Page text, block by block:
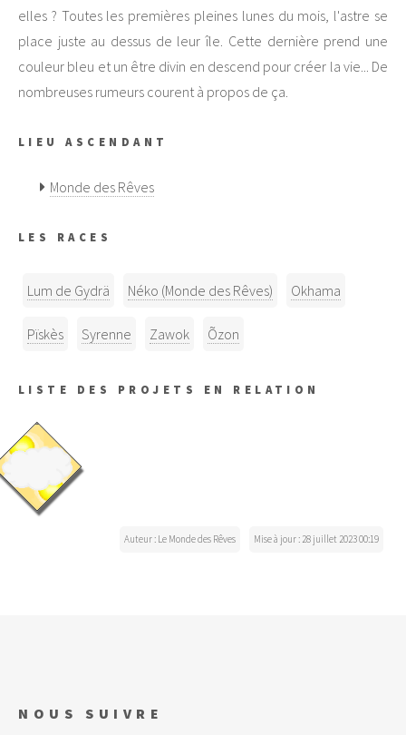
elles ? Toutes les premières pleines lunes du mois, l'astre se
place juste au dessus de leur île. Cette dernière prend une
couleur bleu et un être divin en descend pour créer la vie... De
nombreuses rumeurs courent à propos de ça.
LIEU ASCENDANT
Monde des Rêves
LES RACES
Lum de Gydrä Néko (Monde des Rêves) Okhama
Pïskès Syrenne Zawok Õzon
LISTE DES PROJETS EN RELATION
Mise à jour : 28 juillet 2023 00:19
Auteur : Le Monde des Rêves
NOUS SUIVRE